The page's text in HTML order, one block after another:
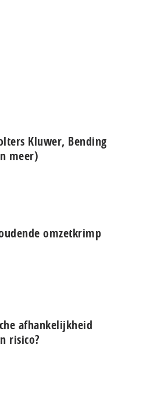
Kluwer, Bending
meer)
omzetkrimp
afhankelijkheid
risico?